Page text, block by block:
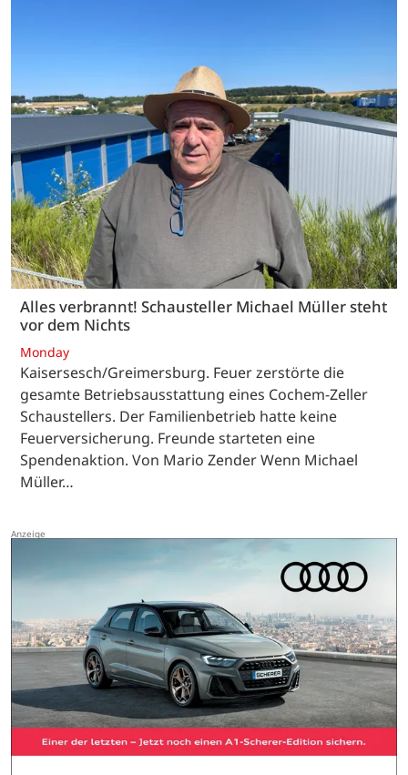
Alles verbrannt! Schausteller Michael Müller steht
vor dem Nichts
Monday
Kaisersesch/Greimersburg. Feuer zerstörte die
gesamte Betriebsausstattung eines Cochem-Zeller
Schaustellers. Der Familienbetrieb hatte keine
Feuerversicherung. Freunde starteten eine
Spendenaktion. Von Mario Zender Wenn Michael
Müller…